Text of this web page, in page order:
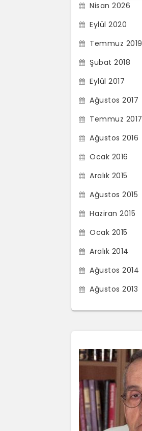
Nisan 2026
Eylül 2020
Temmuz 2019
Şubat 2018
Eylül 2017
Ağustos 2017
Temmuz 2017
Ağustos 2016
Ocak 2016
Aralık 2015
Ağustos 2015
Haziran 2015
Ocak 2015
Aralık 2014
Ağustos 2014
Ağustos 2013